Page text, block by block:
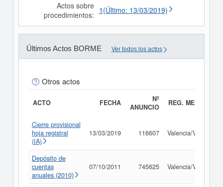
Actos sobre
procedimientos: 1(Último: 13/03/2019)
Últimos Actos BORME Ver todos los actos
Otros actos
ACTO FECHA
Nº
ANUNCIO
REG. MERC.
Cierre provisional
hoja registral
(IA)
13/03/2019 116607 Valencia/València
Depósito de
cuentas
anuales (2010)
07/10/2011 745625 Valencia/València